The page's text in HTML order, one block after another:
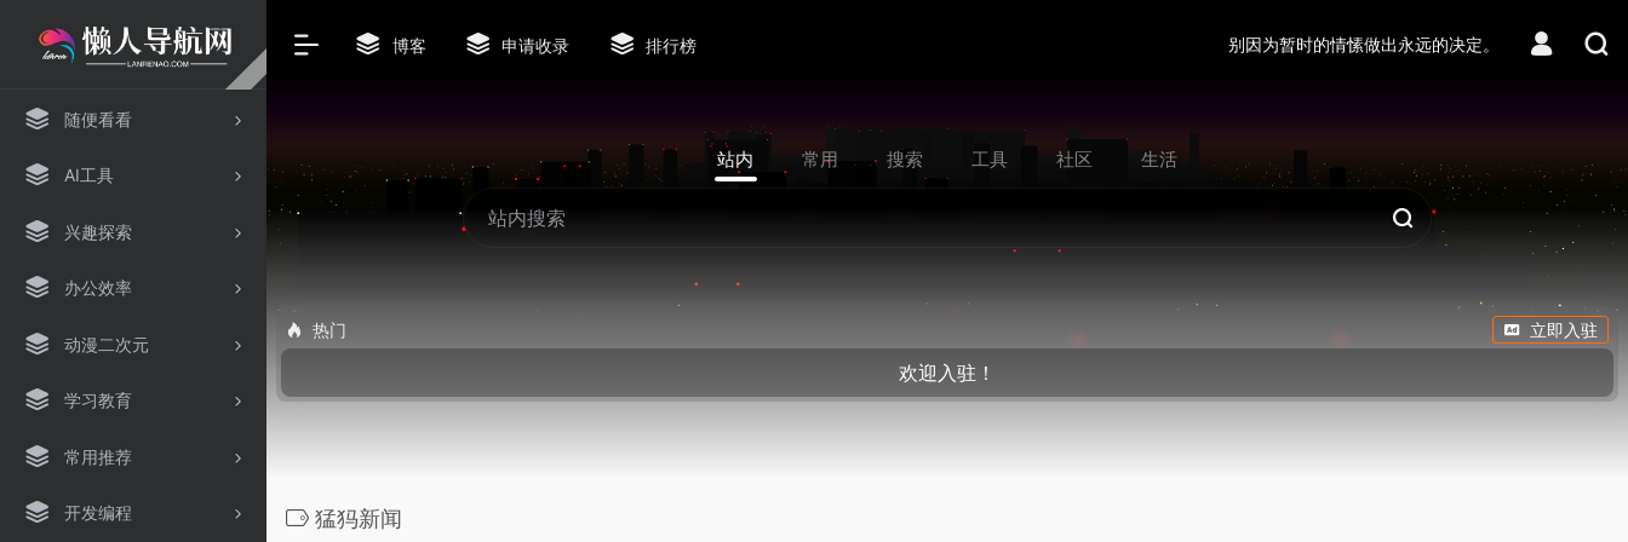
随便看看
AI工具
兴趣探索
办公效率
动漫二次元
学习教育
常用推荐
开发编程
博客 申请收录 排行榜 别因为暂时的情愫做出永远的决定。
站内 常用 搜索 工具 社区 生活
热门 立即入驻
欢迎入驻！
猛犸新闻